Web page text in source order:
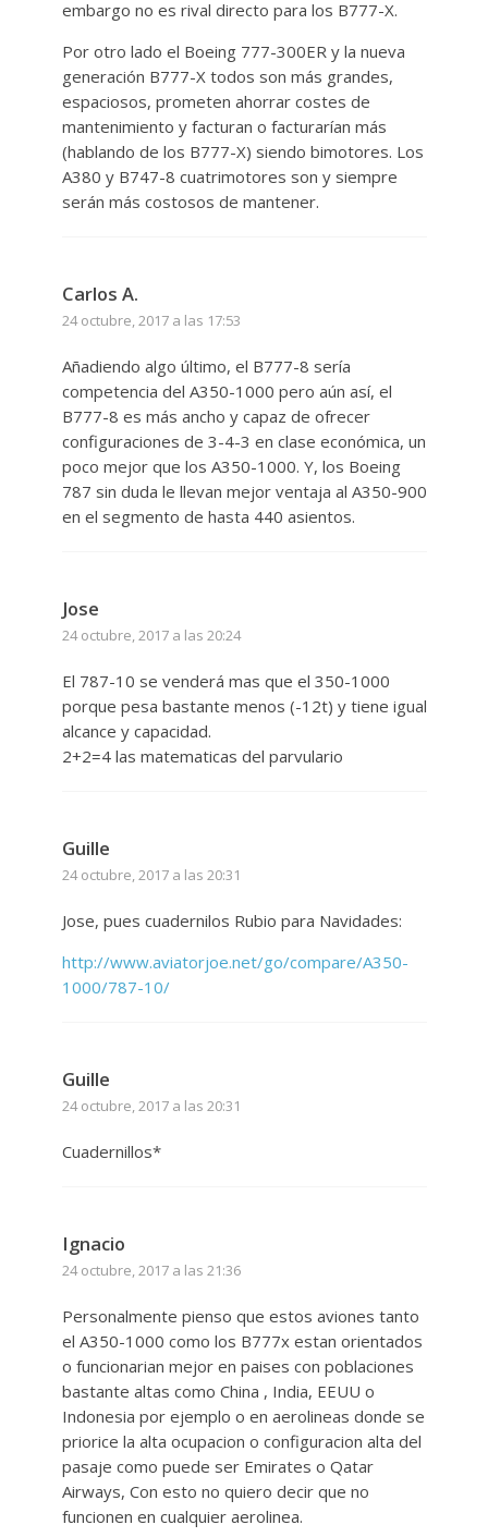
embargo no es rival directo para los B777-X.
Por otro lado el Boeing 777-300ER y la nueva
generación B777-X todos son más grandes,
espaciosos, prometen ahorrar costes de
mantenimiento y facturan o facturarían más
(hablando de los B777-X) siendo bimotores. Los
A380 y B747-8 cuatrimotores son y siempre
serán más costosos de mantener.
Carlos A.
24 octubre, 2017 a las 17:53
Añadiendo algo último, el B777-8 sería
competencia del A350-1000 pero aún así, el
B777-8 es más ancho y capaz de ofrecer
configuraciones de 3-4-3 en clase económica, un
poco mejor que los A350-1000. Y, los Boeing
787 sin duda le llevan mejor ventaja al A350-900
en el segmento de hasta 440 asientos.
Jose
24 octubre, 2017 a las 20:24
El 787-10 se venderá mas que el 350-1000
porque pesa bastante menos (-12t) y tiene igual
alcance y capacidad.
2+2=4 las matematicas del parvulario
Guille
24 octubre, 2017 a las 20:31
Jose, pues cuadernilos Rubio para Navidades:
http://www.aviatorjoe.net/go/compare/A350-
1000/787-10/
Guille
24 octubre, 2017 a las 20:31
Cuadernillos*
Ignacio
24 octubre, 2017 a las 21:36
Personalmente pienso que estos aviones tanto
el A350-1000 como los B777x estan orientados
o funcionarian mejor en paises con poblaciones
bastante altas como China , India, EEUU o
Indonesia por ejemplo o en aerolineas donde se
priorice la alta ocupacion o configuracion alta del
pasaje como puede ser Emirates o Qatar
Airways, Con esto no quiero decir que no
funcionen en cualquier aerolinea.